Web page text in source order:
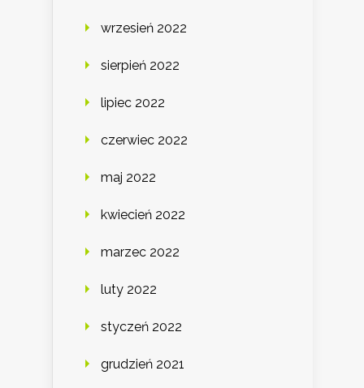
wrzesień 2022
sierpień 2022
lipiec 2022
czerwiec 2022
maj 2022
kwiecień 2022
marzec 2022
luty 2022
styczeń 2022
grudzień 2021